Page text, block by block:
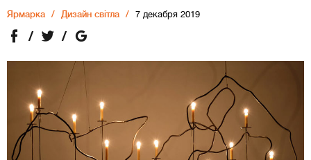
Ярмарка Дизайн світла 7 декабря 2019